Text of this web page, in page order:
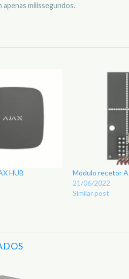
milissegundos.
HUB
Módulo recetor
21/06/2022
Similar post